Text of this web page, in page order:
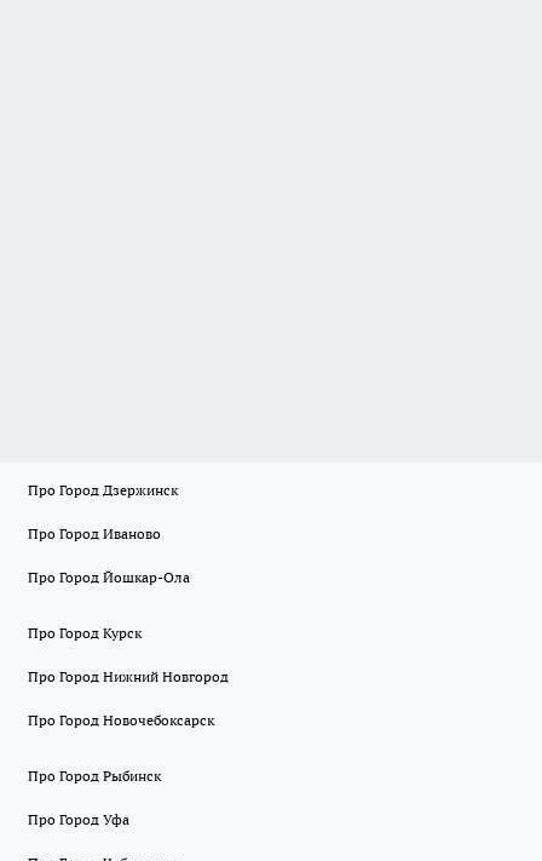
Про Город Дзержинск
Про Город Иваново
Про Город Йошкар-Ола
Про Город Курск
Про Город Нижний Новгород
Про Город Новочебоксарск
Про Город Рыбинск
Про Город Уфа